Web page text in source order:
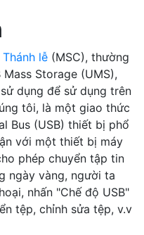
lễ (MSC), thường
Storage (UMS),
dụng để sử dụng trên
tôi, là một giao thức
Bus (USB) thiết bị phổ
với một thiết bị máy
phép chuyển tập tin
ngày vàng, người ta
nhấn "Chế độ USB"
tệp, chỉnh sửa tệp, v.v